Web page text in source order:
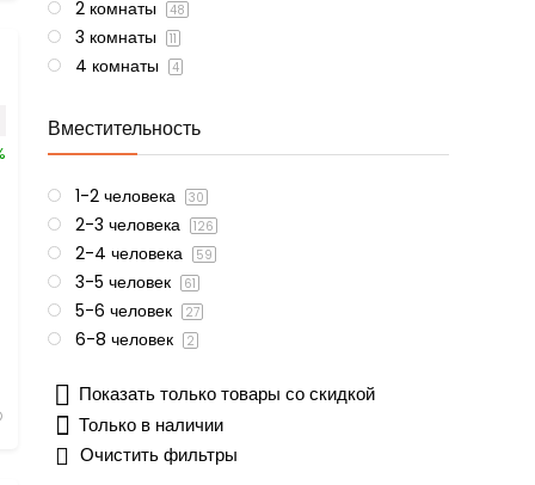
2 комнаты 48
3 комнаты 11
4 комнаты 4
Вместительность
1-2 человека 30
2-3 человека 126
2-4 человека 59
3-5 человек 61
5-6 человек 27
6-8 человек 2
Показать только товары со скидкой
Только в наличии
Очистить фильтры